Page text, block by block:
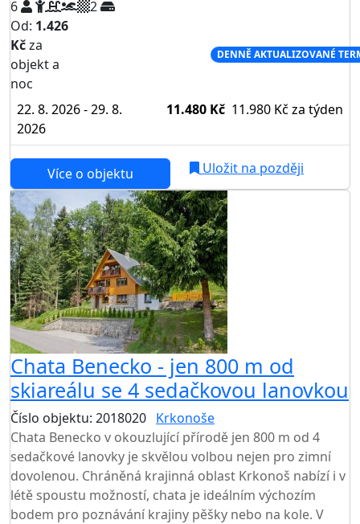
6
2
Od: 1.426
Kčza
objekt a
noc
DENNĚ AKTUALIZOVANÉ
22. 8. 2026 - 29. 8.
2026
11.480 Kč 11.980 Kč za týden
Více o objektu Uložit na později
Chata Benecko - jen 800 m od
skiareálu se 4 sedačkovou lanovkou
Číslo objektu: 2018020 Krkonoše
Chata Benecko v okouzlující přírodě jen 800 m od 4
sedačkové lanovky je skvělou volbou nejen pro zimní
dovolenou. Chráněná krajinná oblast Krkonoš nabízí i v
létě spoustu možností, chata je ideálním výchozím
bodem pro poznávání krajiny pěšky nebo na kole. V